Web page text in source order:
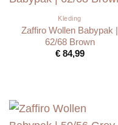
Kleding
Zaffiro Wollen Babypak |
62/68 Brown
€84,99